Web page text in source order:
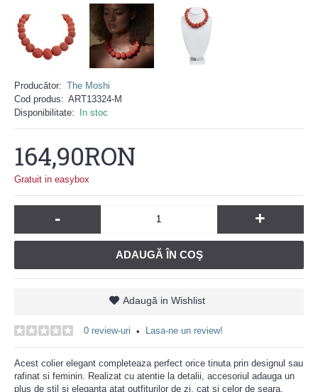
Producător: The Moshi
Cod produs: ART13324-M
Disponibilitate:
In stoc
164,90RON
Gratuit in easybox
- +
ADAUGĂ ÎN COŞ
Adaugă in Wishlist
0 review-uri • Lasa-ne un review!
Acest colier elegant completeaza perfect orice tinuta prin designul sau
rafinat si feminin. Realizat cu atentie la detalii, accesoriul adauga un
plus de stil si eleganta atat outfiturilor de zi, cat si celor de seara.